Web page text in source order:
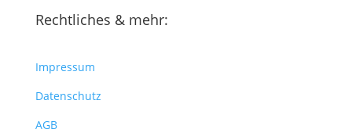
Rechtliches & mehr:
Impressum
Datenschutz
AGB